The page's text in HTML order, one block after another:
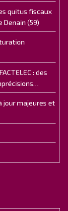
quitus fiscaux
Denain (59)
: des
jour majeures et